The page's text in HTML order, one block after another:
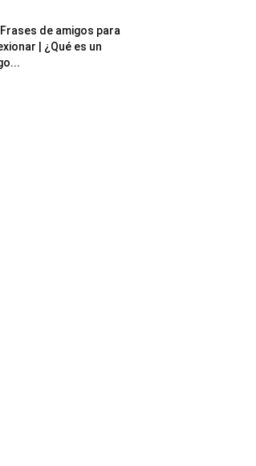
de amigos para
| ¿Qué es un